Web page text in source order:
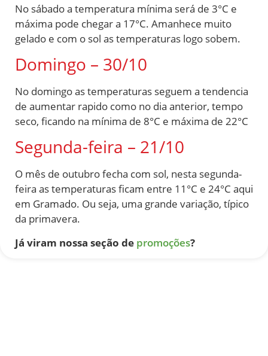
No sábado a temperatura mínima será de 3°C e
máxima pode chegar a 17°C. Amanhece muito
gelado e com o sol as temperaturas logo sobem.
Domingo – 30/10
No domingo as temperaturas seguem a tendencia
de aumentar rapido como no dia anterior, tempo
seco, ficando na mínima de 8°C e máxima de 22°C
Segunda-feira – 21/10
O mês de outubro fecha com sol, nesta segunda-
feira as temperaturas ficam entre 11°C e 24°C aqui
em Gramado. Ou seja, uma grande variação, típico
da primavera.
Já viram nossa seção de promoções?